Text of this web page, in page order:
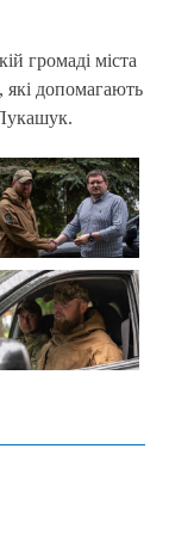
громаді міста
які допомагають